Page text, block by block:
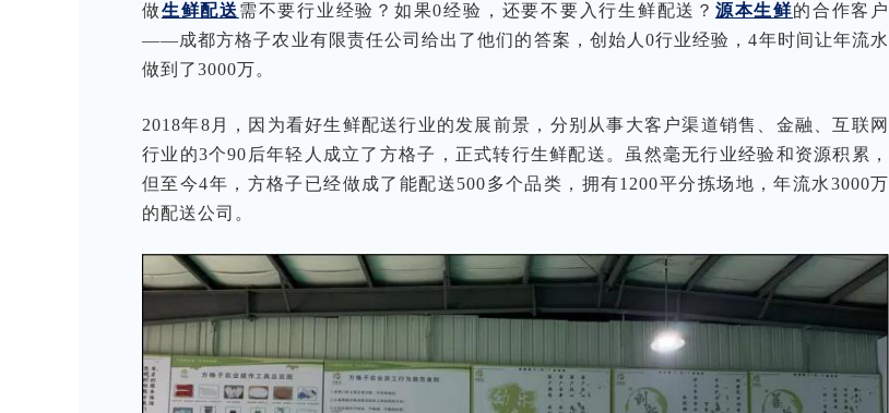
做生鲜配送 需不要行业经验？如果0经验，还要不要入行生鲜配送？ 源本生鲜的合作客户
——成都方格子农业有限责任公司给出了他们的答案，创始人0行业经验，4年时间让年流水
做到了3000万。
2018年8月，因为看好生鲜配送行业的发展前景，分别从事大客户渠道销售、金融、互联网
行业的3个90后年轻人成立了方格子，正式转行生鲜配送。虽然毫无行业经验和资源积累，
但至今4年，方格子已经做成了能配送500多个品类，拥有1200平分拣场地，年流水3000万
的配送公司。